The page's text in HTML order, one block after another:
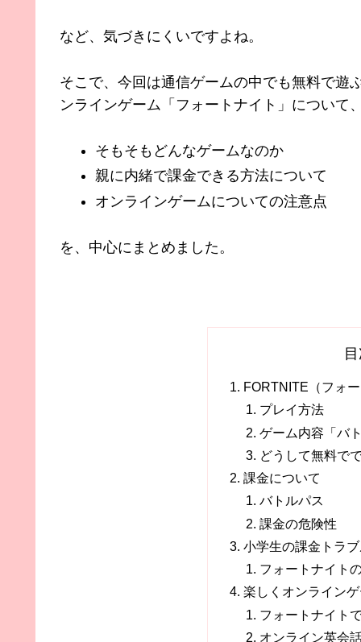
など、気づきにくいですよね。
そこで、今回は通信ゲームの中でも無料で遊
ンラインゲーム「フォートナイト」について
そもそもどんなゲームなのか
親に内緒で課金できる方法について
オンラインゲームについての注意点
を、中心にまとめました。
FORTNITE（フォ
プレイ方法
ゲーム内容「バ
どうして無料で
課金について
バトルパス
課金の危険性
小学生の課金トラ
フォートナイト
楽しくオンライン
フォートナイト
オンライン英会